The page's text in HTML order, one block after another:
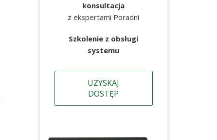
konsultacja
z ekspertami Poradni
Szkolenie z obsługi
systemu
UZYSKAJ
DOSTĘP